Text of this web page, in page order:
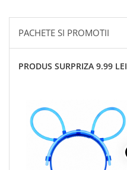
PACHETE SI PROMOTII
PRODUS SURPRIZA 9.99 LEI